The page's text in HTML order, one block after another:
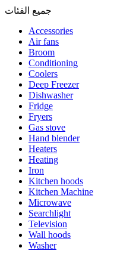
جميع الفئات
Accessories
Air fans
Broom
Conditioning
Coolers
Deep Freezer
Dishwasher
Fridge
Fryers
Gas stove
Hand blender
Heaters
Heating
Iron
Kitchen hoods
Kitchen Machine
Microwave
Searchlight
Television
Wall hoods
Washer